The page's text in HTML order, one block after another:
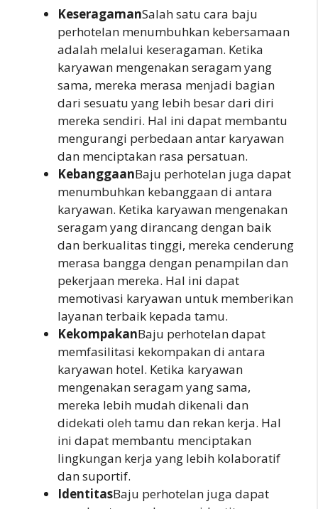
KeseragamanSalah satu cara baju
perhotelan menumbuhkan kebersamaan
adalah melalui keseragaman. Ketika
karyawan mengenakan seragam yang
sama, mereka merasa menjadi bagian
dari sesuatu yang lebih besar dari diri
mereka sendiri. Hal ini dapat membantu
mengurangi perbedaan antar karyawan
dan menciptakan rasa persatuan.
KebanggaanBaju perhotelan juga dapat
menumbuhkan kebanggaan di antara
karyawan. Ketika karyawan mengenakan
seragam yang dirancang dengan baik
dan berkualitas tinggi, mereka cenderung
merasa bangga dengan penampilan dan
pekerjaan mereka. Hal ini dapat
memotivasi karyawan untuk memberikan
layanan terbaik kepada tamu.
KekompakanBaju perhotelan dapat
memfasilitasi kekompakan di antara
karyawan hotel. Ketika karyawan
mengenakan seragam yang sama,
mereka lebih mudah dikenali dan
didekati oleh tamu dan rekan kerja. Hal
ini dapat membantu menciptakan
lingkungan kerja yang lebih kolaboratif
dan suportif.
IdentitasBaju perhotelan juga dapat